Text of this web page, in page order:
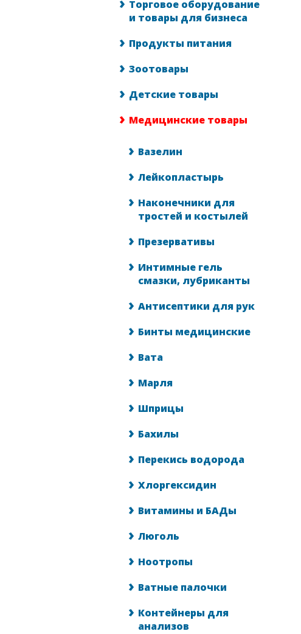
Торговое оборудование
и товары для бизнеса
Продукты питания
Зоотовары
Детские товары
Медицинские товары
Вазелин
Лейкопластырь
Наконечники для
тростей и костылей
Презервативы
Интимные гель
смазки, лубриканты
Антисептики для рук
Бинты медицинские
Вата
Марля
Шприцы
Бахилы
Перекись водорода
Хлоргексидин
Витамины и БАДы
Люголь
Ноотропы
Ватные палочки
Контейнеры для
анализов